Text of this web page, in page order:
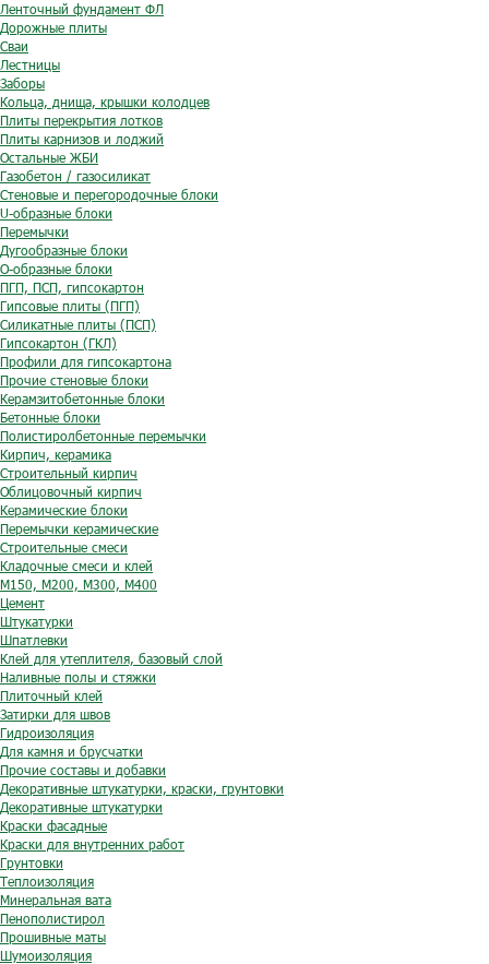
Ленточный фундамент ФЛ
Дорожные плиты
Сваи
Лестницы
Заборы
Кольца, днища, крышки колодцев
Плиты перекрытия лотков
Плиты карнизов и лоджий
Остальные ЖБИ
Газобетон / газосиликат
Стеновые и перегородочные блоки
U-образные блоки
Перемычки
Дугообразные блоки
O-образные блоки
ПГП, ПСП, гипсокартон
Гипсовые плиты (ПГП)
Силикатные плиты (ПСП)
Гипсокартон (ГКЛ)
Профили для гипсокартона
Прочие стеновые блоки
Керамзитобетонные блоки
Бетонные блоки
Полистиролбетонные перемычки
Кирпич, керамика
Строительный кирпич
Облицовочный кирпич
Керамические блоки
Перемычки керамические
Строительные смеси
Кладочные смеси и клей
М150, М200, М300, М400
Цемент
Штукатурки
Шпатлевки
Клей для утеплителя, базовый слой
Наливные полы и стяжки
Плиточный клей
Затирки для швов
Гидроизоляция
Для камня и брусчатки
Прочие составы и добавки
Декоративные штукатурки, краски, грунтовки
Декоративные штукатурки
Краски фасадные
Краски для внутренних работ
Грунтовки
Теплоизоляция
Минеральная вата
Пенополистирол
Прошивные маты
Шумоизоляция